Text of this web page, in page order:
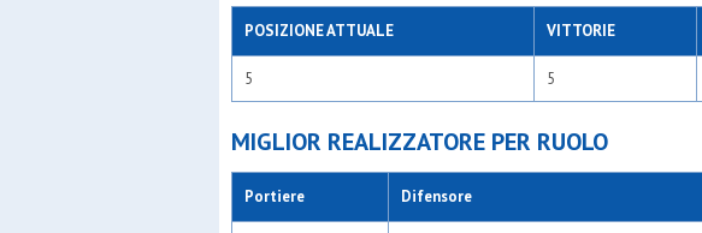
POSIZIONE ATTUALE VITTORIE
5 5
MIGLIOR REALIZZATORE PER RUOLO
Portiere Difensore